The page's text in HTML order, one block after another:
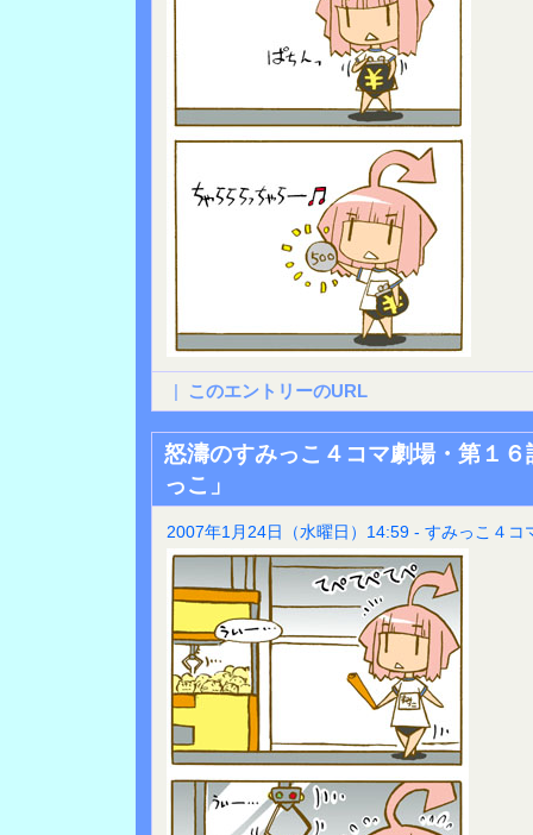
| このエントリーのURL
怒濤のすみっこ４コマ劇場・第１
っこ」
2007年1月24日（水曜日）14:59 - すみっこ４コ